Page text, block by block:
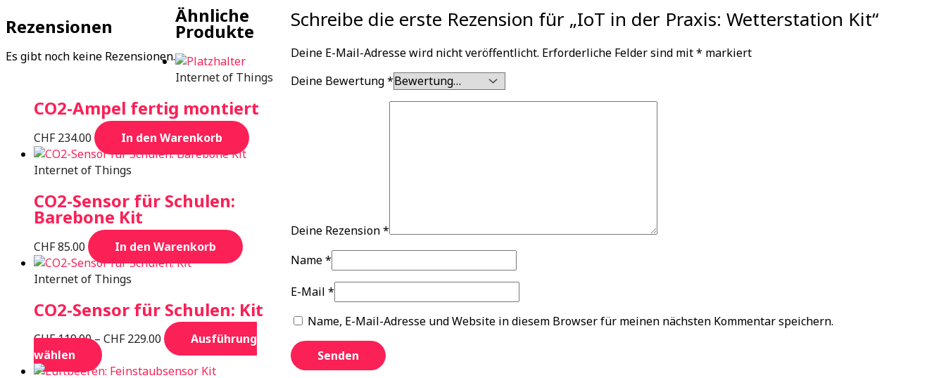
Rezensionen
Es gibt noch keine Rezensionen.
Schreibe die erste Rezension für „IoT in der Praxis: Wetterstation Kit“
Deine E-Mail-Adresse wird nicht veröffentlicht. Erforderliche Felder sind mit* markiert
Deine Bewertung*
Deine Rezension*
Name*
E-Mail *
Name, E-Mail-Adresse und Website in diesem Browser für meinen nächsten Kommentar speichern.
Ähnliche
Produkte
Internet of Things
CO2-Ampel fertig montiert
CHF 234.00 In den Warenkorb
Internet of Things
CO2-Sensor für Schulen:
Barebone Kit
CHF85.00 In den Warenkorb
Internet of Things
CO2-Sensor für Schulen: Kit
CHF119.00– CHF 229.00 Preisspanne:
CHF 119.00
bis
Ausführung
wählen
Dieses
Produkt